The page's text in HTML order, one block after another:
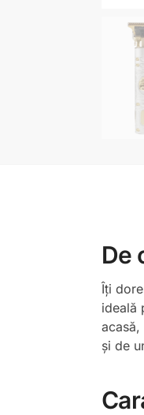
De
Îți
ideală
și de